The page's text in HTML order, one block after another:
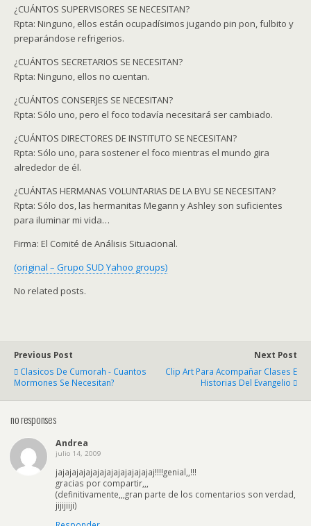
¿CUÁNTOS SUPERVISORES SE NECESITAN?
Rpta: Ninguno, ellos están ocupadísimos jugando pin pon, fulbito y
preparándose refrigerios.
¿CUÁNTOS SECRETARIOS SE NECESITAN?
Rpta: Ninguno, ellos no cuentan.
¿CUÁNTOS CONSERJES SE NECESITAN?
Rpta: Sólo uno, pero el foco todavía necesitará ser cambiado.
¿CUÁNTOS DIRECTORES DE INSTITUTO SE NECESITAN?
Rpta: Sólo uno, para sostener el foco mientras el mundo gira
alrededor de él.
¿CUÁNTAS HERMANAS VOLUNTARIAS DE LA BYU SE NECESITAN?
Rpta: Sólo dos, las hermanitas Megann y Ashley son suficientes
para iluminar mi vida…
Firma: El Comité de Análisis Situacional.
(original – Grupo SUD Yahoo groups)
No related posts.
Previous Post
Clasicos De Cumorah - Cuantos
Mormones Se Necesitan?
Next Post
Clip Art Para Acompañar Clases E
Historias Del Evangelio
no responses
Andrea
julio 14, 2009
jajajajajajajajajajajajajajaj!!!!genial,,!!!
gracias por compartir,,,
(definitivamente,,,gran parte de los comentarios son verdad,
jijijiiji)